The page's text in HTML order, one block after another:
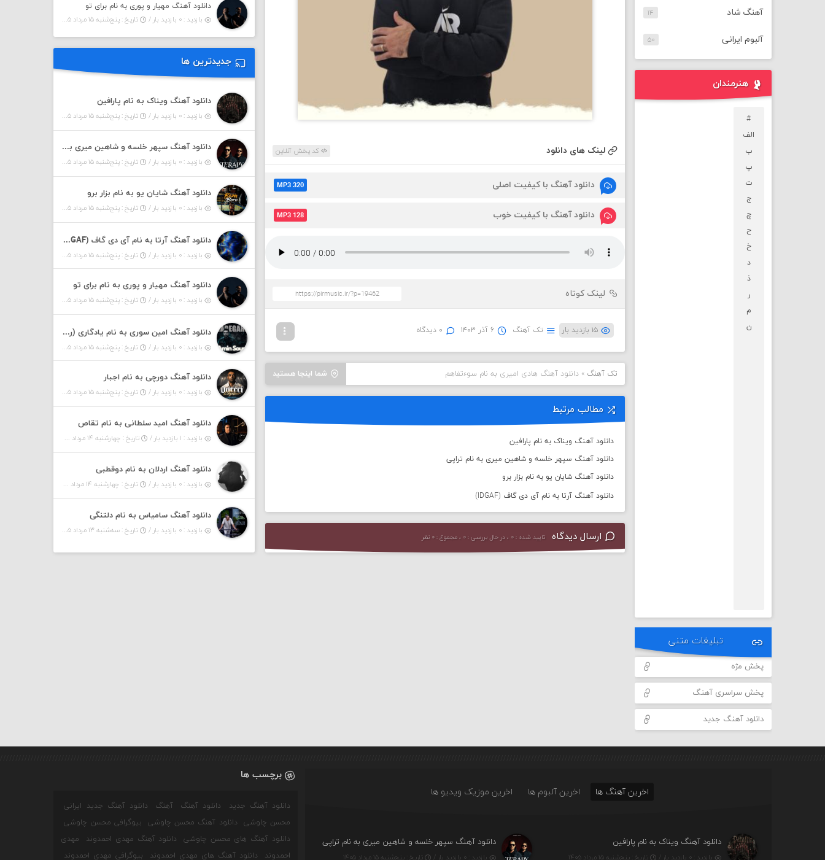
لینک های دانلود کد پخش آنلاین
دانلود آهنگ با کیفیت اصلی MP3 320
دانلود آهنگ با کیفیت خوب MP3 128
لینک کوتاه
۱۵ بازدید بار تک آهنگ ۶ آذر ۱۴۰۳ ۰ دیدگاه
شما اینجا هستید تک آهنگ »دانلود آهنگ هادی امیری به نام سوءتفاهم
مطالب مرتبط
دانلود آهنگ ویناک به نام پارافین
دانلود آهنگ سپهر خلسه و شاهین میری به نام تراپی
دانلود آهنگ شایان یو به نام بزار برو
دانلود آهنگ آرتا به نام آی دی گاف (IDGAF)
ارسال دیدگاه تایید شده : ۰ ، در حال بررسی : ۰ ، مجموع : ۰ نظر
آهنگ شاد ۱۴
آلبوم ایرانی ۵۰
هنرمندان
#
الف
ب
پ
ت
ج
چ
ح
خ
د
ذ
ر
م
ن
تبلیغات متنی
پخش مژه
پخش سراسری آهنگ
دانلود آهنگ جدید
دانلود آهنگ مهیار و پوری به نام برای تو
بازدید : ۰ بازدید بار /
تاریخ : پنج‌شنبه ۱۵ مرداد ۱۴۰۵
جدیدترین ها
دانلود آهنگ ویناک به نام پارافین
بازدید : ۰ بازدید بار / تاریخ : پنج‌شنبه ۱۵ مرداد ۱۴۰۵
دانلود آهنگ سپهر خلسه و شاهین میری به نام تراپی
بازدید : ۰ بازدید بار / تاریخ : پنج‌شنبه ۱۵ مرداد ۱۴۰۵
دانلود آهنگ شایان یو به نام بزار برو
بازدید : ۰ بازدید بار / تاریخ : پنج‌شنبه ۱۵ مرداد ۱۴۰۵
دانلود آهنگ آرتا به نام آی دی گاف (IDGAF)
بازدید : ۰ بازدید بار / تاریخ : پنج‌شنبه ۱۵ مرداد ۱۴۰۵
دانلود آهنگ مهیار و پوری به نام برای تو
بازدید : ۰ بازدید بار / تاریخ : پنج‌شنبه ۱۵ مرداد ۱۴۰۵
دانلود آهنگ امین سوری به نام یادگاری (رمیکس)
بازدید : ۰ بازدید بار / تاریخ : پنج‌شنبه ۱۵ مرداد ۱۴۰۵
دانلود آهنگ دورچی به نام اجبار
بازدید : ۰ بازدید بار / تاریخ : پنج‌شنبه ۱۵ مرداد ۱۴۰۵
دانلود آهنگ امید سلطانی به نام تقاص
بازدید : ۱ بازدید بار / تاریخ : چهارشنبه ۱۴ مرداد ۱۴۰۵
دانلود آهنگ اردلان به نام دوقطبی
بازدید : ۰ بازدید بار / تاریخ : چهارشنبه ۱۴ مرداد ۱۴۰۵
دانلود آهنگ سامیاس به نام دلتنگی
بازدید : ۰ بازدید بار / تاریخ : سه‌شنبه ۱۳ مرداد ۱۴۰۵
اخرین آهنگ ها اخرین آلبوم ها اخرین موزیک ویدیو ها
دانلود آهنگ ویناک به نام پارافین
بازدید : ۰ بازدید بار / تاریخ : پنج‌شنبه ۱۵ مرداد ۱۴۰۵
دانلود آهنگ سپهر خلسه و شاهین میری به نام تراپی
بازدید : ۰ بازدید بار / تاریخ : پنج‌شنبه ۱۵ مرداد ۱۴۰۵
برچسب ها
دانلود آهنگ جدید دانلود آهنگ آهنگ
دانلود آهنگ جدید ایرانی
محسن چاوشی
دانلود آهنگ محسن چاوشی
بیوگرافی محسن چاوشی
دانلود آهنگ های محسن چاوشی
دانلود آهنگ مهدی احمدوند
مهدی
احمدوند
دانلود آهنگ های مهدی احمدوند بیوگرافی مهدی احمدوند